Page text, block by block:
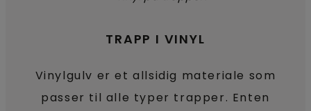
TRAPP I VINYL
Vinylgulv er et allsidig materiale som
passer til alle typer trapper. Enten